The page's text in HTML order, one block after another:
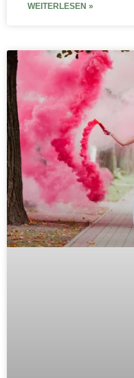
WEITERLESEN »